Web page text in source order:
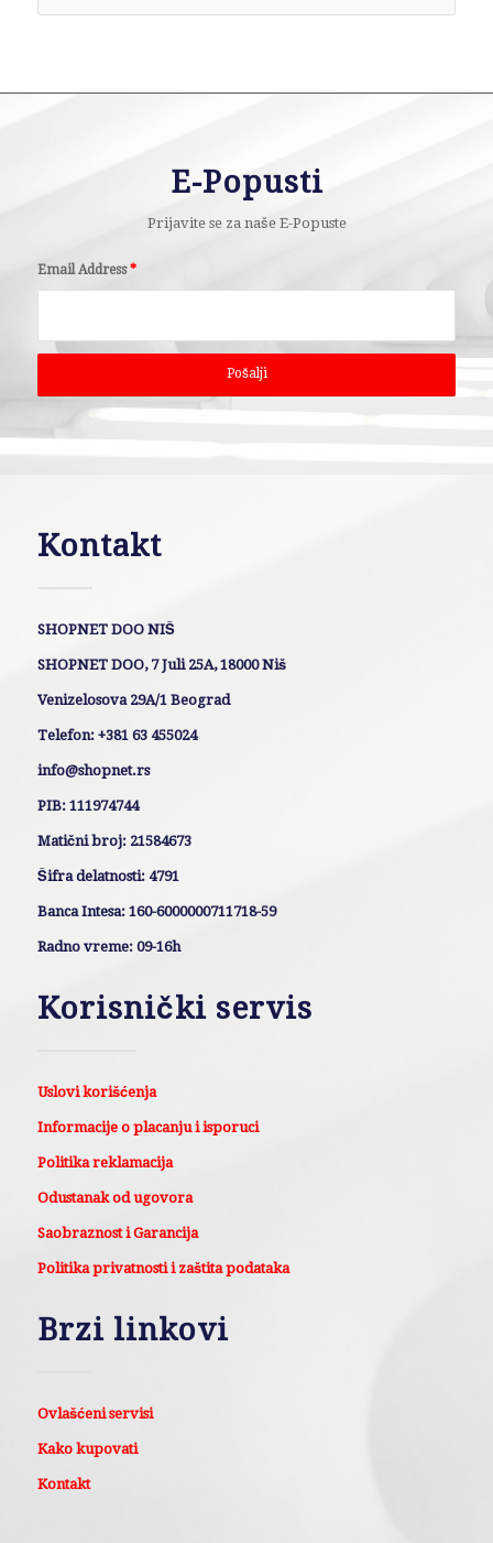
E-Popusti
Prijavite se za naše E-Popuste
Email Address*
Kontakt
SHOPNET DOO NIŠ
SHOPNET DOO, 7 Juli 25A, 18000 Niš
Venizelosova 29A/1 Beograd
Telefon: +381 63 455024
info@shopnet.rs
PIB: 111974744
Matični broj: 21584673
Šifra delatnosti: 4791
Banca Intesa: 160-6000000711718-59
Radno vreme: 09-16h
Korisnički servis
Uslovi korišćenja
Informacije o placanju i isporuci
Politika reklamacija
Odustanak od ugovora
Saobraznost i Garancija
Politika privatnosti i zaštita podataka
Brzi linkovi
Ovlašćeni servisi
Kako kupovati
Kontakt